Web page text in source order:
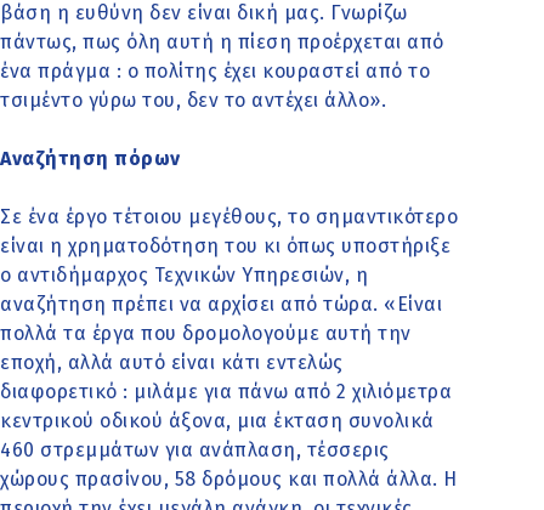
βάση η ευθύνη δεν είναι δική μας. Γνωρίζω
πάντως, πως όλη αυτή η πίεση προέρχεται από
ένα πράγμα : ο πολίτης έχει κουραστεί από το
τσιμέντο γύρω του, δεν το αντέχει άλλο».
Αναζήτηση πόρων
Σε ένα έργο τέτοιου μεγέθους, το σημαντικότερο
είναι η χρηματοδότηση του κι όπως υποστήριξε
ο αντιδήμαρχος Τεχνικών Υπηρεσιών, η
αναζήτηση πρέπει να αρχίσει από τώρα. «Είναι
πολλά τα έργα που δρομολογούμε αυτή την
εποχή, αλλά αυτό είναι κάτι εντελώς
διαφορετικό : μιλάμε για πάνω από 2 χιλιόμετρα
κεντρικού οδικού άξονα, μια έκταση συνολικά
460 στρεμμάτων για ανάπλαση, τέσσερις
χώρους πρασίνου, 58 δρόμους και πολλά άλλα. Η